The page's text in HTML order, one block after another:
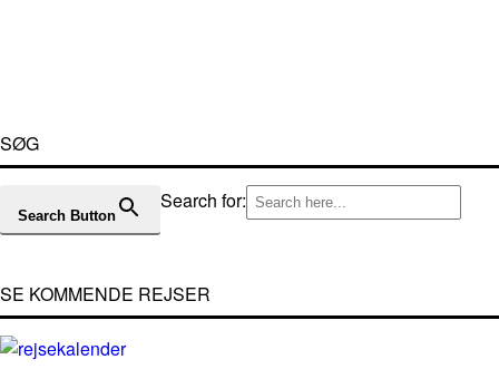
SØG
Search for:
Search Button
SE KOMMENDE REJSER